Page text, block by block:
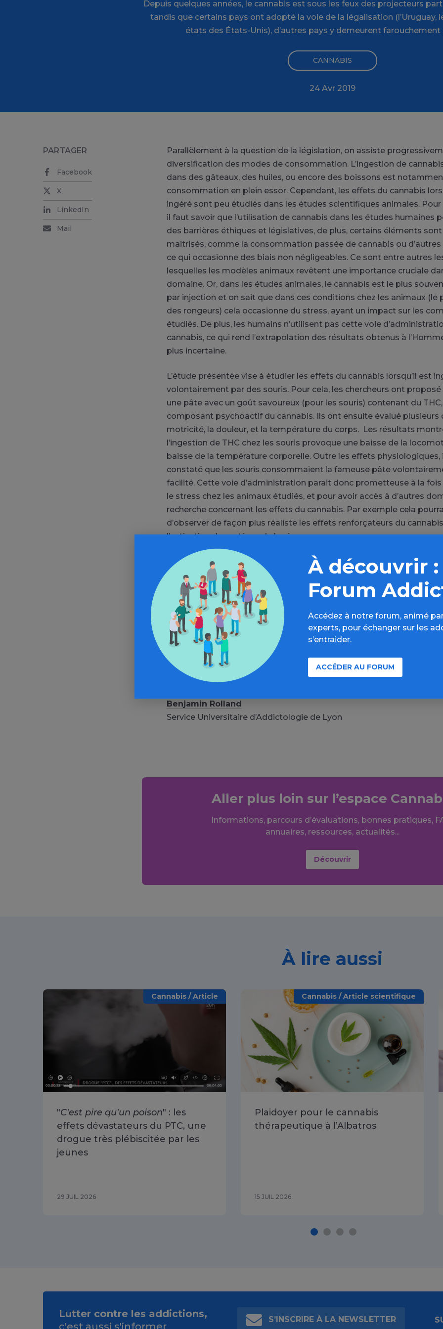
Depuis quelques années, le cannabis est sous les feux des projecteurs
tandis que certains pays ont adopté la voie de la légalisation (l’Uruguay,
états des États-Unis), d’autres pays y demeurent farouchement
CANNABIS
24 Avr 2019
Parallèlement à la question de la législation, on assiste
diversification des modes de consommation. L’ingestion de
dans des gâteaux, des huiles, ou encore des boissons est
consommation en plein essor. Cependant, les effets du cannabis
ingéré sont peu étudiés dans les études scientifiques animales.
il faut savoir que l’utilisation de cannabis dans les études humaines
des barrières éthiques et législatives, de plus, certains éléments
maitrisés, comme la consommation passée de cannabis ou
ce qui occasionne des biais non négligeables. Ce sont entre autres
lesquelles les modèles animaux revêtent une importance cruciale
domaine. Or, dans les études animales, le cannabis est le plus
par injection et on sait que dans ces conditions chez les animaux (le
des rongeurs) cela occasionne du stress, ayant un impact sur les
étudiés. De plus, les humains n’utilisent pas cette voie
cannabis, ce qui rend l’extrapolation des résultats obtenus à
plus incertaine.
L’étude présentée vise à étudier les effets du cannabis lorsqu’il est
volontairement par des souris. Pour cela, les chercheurs ont proposé
une pâte avec un goût savoureux (pour les souris) contenant du
composant psychoactif du cannabis. Ils ont ensuite évalué plusieurs
motricité, la douleur, et la température du corps. Les résultats
l’ingestion de THC chez les souris provoque une baisse de la
baisse de la température corporelle. Outre les effets physiologiques,
constaté que les souris consommaient la fameuse pâte
facilité. Cette voie d’administration parait donc prometteuse à la
le stress chez les animaux étudiés, et pour avoir accès à d’autres
recherche concernant les effets du cannabis. Par exemple cela
d’observer de façon plus réaliste les effets renforçateurs du
l’activation du système de la récompense.
Pour rappel, l’utilisation alimentaire du cannabis était très courante au
Baudelaire et ses contemporains consommait le cannabis sous
aromatisée au miel et à la pistache, le dawamesk, qui a inspiré
Paradis Artificiels. Attendons donc de voir ce que les rats vont écrire
l’ingestion de cannabis.
Julia de Ternay
Service Universitaire d’Addictologie de Lyon
Benjamin Rolland
Service Universitaire d’Addictologie de Lyon
PARTAGER
Facebook
X
LinkedIn
Mail
Aller plus loin sur l’espace
Informations, parcours d’évaluations, bonnes pratiques,
annuaires, ressources, actualités...
Découvrir
À lire aussi
Cannabis / Article
"C'est pire qu'un poison" : les
effets dévastateurs du PTC, une
drogue très plébiscitée par les
jeunes
29 JUIL 2026
Cannabis / Article scientifique
Plaidoyer pour le cannabis
thérapeutique à l’Albatros
15 JUIL 2026
À découvrir :
Forum
Accédez à notre forum, animé
experts, pour échanger sur les
s’entraider.
ACCÉDER AU FORUM
Lutter contre les addictions,
c'est aussi s'informer
S’INSCRIRE À LA NEWSLETTER